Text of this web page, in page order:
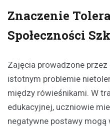
Znaczenie
Społeczności
Zajęcia prowadzone przez
istotnym problemie
między rówieśnikami. W
edukacyjnej, uczniowie
negatywne postawy mogą